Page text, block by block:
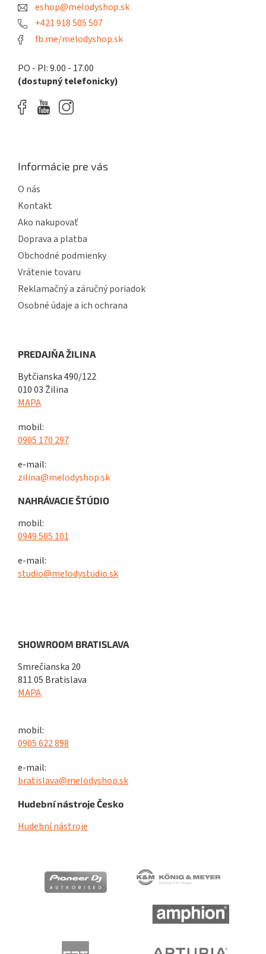
eshop@melodyshop.sk
+421 918 505 507
fb.me/melodyshop.sk
PO - PI: 9.00 - 17.00
(dostupný telefonicky)
Informácie pre vás
O nás
Kontakt
Ako nakupovať
Doprava a platba
Obchodné podmienky
Vrátenie tovaru
Reklamačný a záručný poriadok
Osobné údaje a ich ochrana
PREDAJŇA ŽILINA
Bytčianska 490/122
010 03 Žilina
MAPA
mobil:
0905 170 297
e-mail:
zilina@melodyshop.sk
NAHRÁVACIE ŠTÚDIO
mobil:
0949 505 101
e-mail:
studio@melodystudio.sk
SHOWROOM BRATISLAVA
Smrečianska 20
811 05 Bratislava
MAPA
mobil:
0905 622 898
e-mail:
bratislava@melodyshop.sk
Hudební nástroje Česko
Hudební nástroje